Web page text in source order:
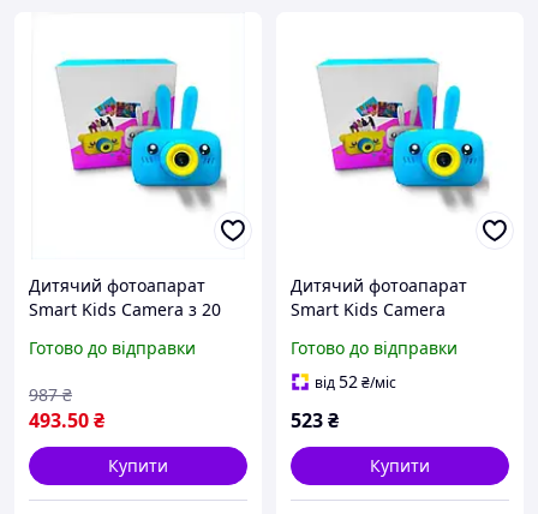
Дитячий фотоапарат
Smart Kids Camera з 20
легка камера для дітей
Готово до відправки
493.50₴
987 ₴
Купити
Дитячий фотоапарат
Smart Kids Camera
блакитний
Готово до відправки
від52₴/міс
523₴
Купити